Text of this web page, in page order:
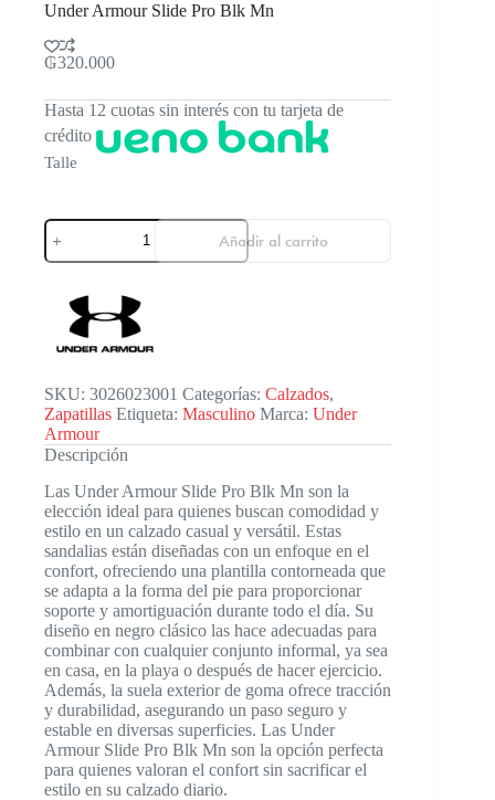
Under Armour Slide Pro Blk Mn
₲320.000
Hasta 12 cuotas sin interés con tu tarjeta de
crédito
Talle
Under
Armour
Slide
cantidad
Añadir al carrito
SKU: 3026023001 Categorías: Calzados,
Zapatillas Etiqueta: Masculino Marca: Under
Armour
Descripción
Las Under Armour Slide Pro Blk Mn son la
elección ideal para quienes buscan comodidad y
estilo en un calzado casual y versátil. Estas
sandalias están diseñadas con un enfoque en el
confort, ofreciendo una plantilla contorneada que
se adapta a la forma del pie para proporcionar
soporte y amortiguación durante todo el día. Su
diseño en negro clásico las hace adecuadas para
combinar con cualquier conjunto informal, ya sea
en casa, en la playa o después de hacer ejercicio.
Además, la suela exterior de goma ofrece tracción
y durabilidad, asegurando un paso seguro y
estable en diversas superficies. Las Under
Armour Slide Pro Blk Mn son la opción perfecta
para quienes valoran el confort sin sacrificar el
estilo en su calzado diario.